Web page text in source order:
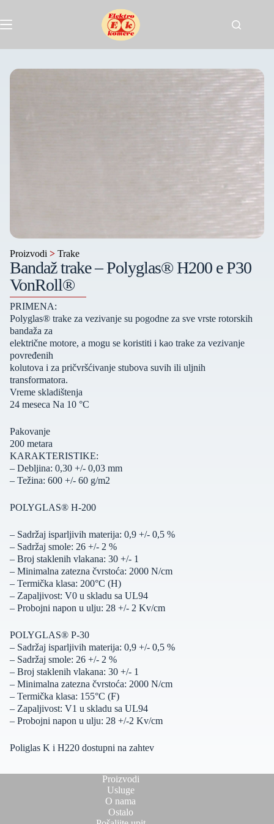
Proizvodi > Trake
Bandaž trake – Polyglas® H200 e P30
VonRoll®
PRIMENA:
Polyglas® trake za vezivanje su pogodne za sve vrste rotorskih
bandaža za
električne motore, a mogu se koristiti i kao trake za vezivanje
povređenih
kolutova i za pričvršćivanje stubova suvih ili uljnih
transformatora.
Vreme skladištenja
24 meseca Na 10 °C
Pakovanje
200 metara
KARAKTERISTIKE:
– Debljina: 0,30 +/- 0,03 mm
– Težina: 600 +/- 60 g/m2
POLYGLAS® H-200
– Sadržaj isparljivih materija: 0,9 +/- 0,5 %
– Sadržaj smole: 26 +/- 2 %
– Broj staklenih vlakana: 30 +/- 1
– Minimalna zatezna čvrstoća: 2000 N/cm
– Termička klasa: 200°C (H)
– Zapaljivost: V0 u skladu sa UL94
– Probojni napon u ulju: 28 +/- 2 Kv/cm
POLYGLAS® P-30
– Sadržaj isparljivih materija: 0,9 +/- 0,5 %
– Sadržaj smole: 26 +/- 2 %
– Broj staklenih vlakana: 30 +/- 1
– Minimalna zatezna čvrstoća: 2000 N/cm
– Termička klasa: 155°C (F)
– Zapaljivost: V1 u skladu sa UL94
– Probojni napon u ulju: 28 +/-2 Kv/cm
Poliglas K i H220 dostupni na zahtev
Proizvodi
Usluge
O nama
Ostalo